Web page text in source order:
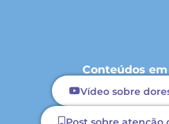
Conteúdos
Vídeo sobre